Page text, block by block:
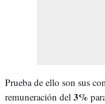
Prueba de ello son sus
remuneración del 3%